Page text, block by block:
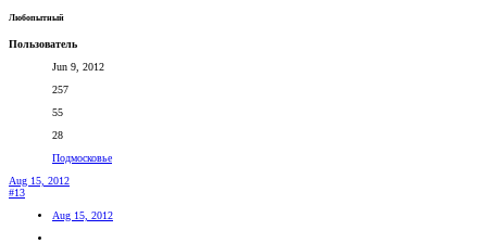
Любопытный
Пользователь
Jun 9, 2012
257
55
28
Подмосковье
Aug 15, 2012
#13
Aug 15, 2012